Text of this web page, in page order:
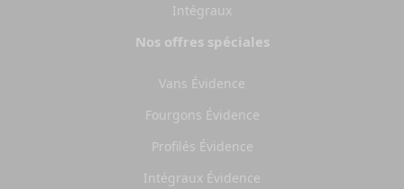
Intégraux
Nos offres spéciales
Vans Évidence
Fourgons Évidence
Profilés Évidence
Intégraux Évidence